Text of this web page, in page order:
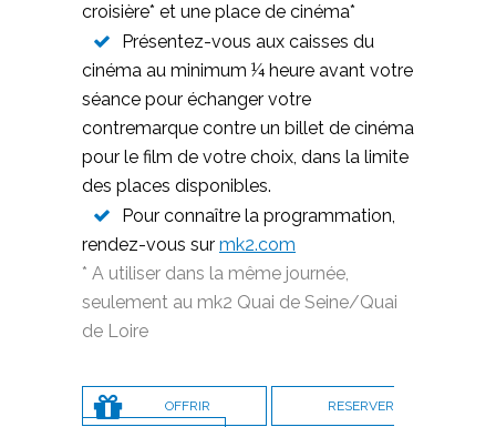
croisière* et une place de cinéma*
Présentez-vous aux caisses du
cinéma au minimum ¼ heure avant votre
séance pour échanger votre
contremarque contre un billet de cinéma
pour le film de votre choix, dans la limite
des places disponibles.
Pour connaître la programmation,
rendez-vous sur mk2.com
* A utiliser dans la même journée,
seulement au mk2 Quai de Seine/Quai
de Loire
OFFRIR
RESERVER